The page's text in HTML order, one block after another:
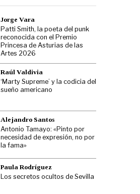
Jorge Vara
Patti Smith, la poeta del punk
reconocida con el Premio
Princesa de Asturias de las
Artes 2026
Raúl Valdivia
‘Marty Supreme’ y la codicia del
sueño americano
Alejandro Santos
Antonio Tamayo: «Pinto por
necesidad de expresión, no por
la fama»
Paula Rodríguez
Los secretos ocultos de Sevilla